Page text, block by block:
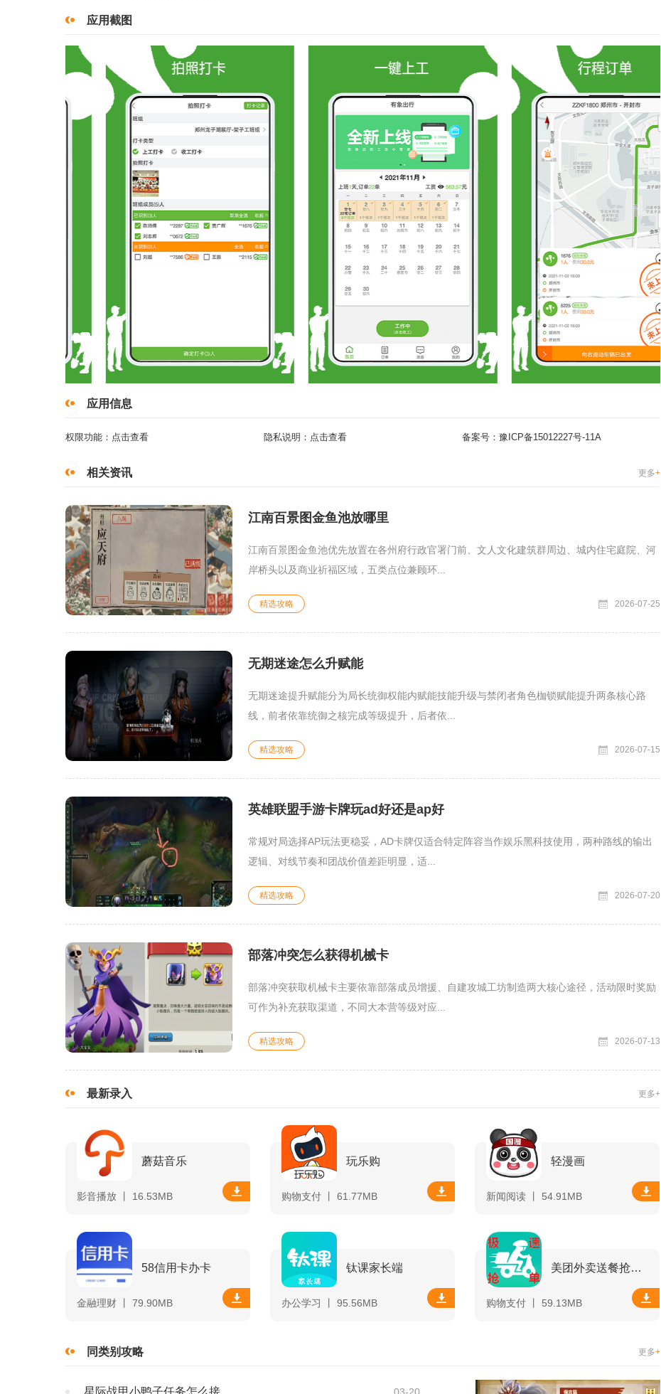
应用截图
应用信息
权限功能： 点击查看 隐私说明： 点击查看 备案号： 豫ICP备15012227号-11A
相关资讯 更多+
江南百景图金鱼池放哪里
江南百景图金鱼池优先放置在各州府行政官署门前、文人文化建筑群周边、城内住宅庭院、河
岸桥头以及商业祈福区域，五类点位兼顾环...
精选攻略 2026-07-25
无期迷途怎么升赋能
无期迷途提升赋能分为局长统御权能内赋能技能升级与禁闭者角色枷锁赋能提升两条核心路
线，前者依靠统御之核完成等级提升，后者依...
精选攻略 2026-07-15
英雄联盟手游卡牌玩ad好还是ap好
常规对局选择AP玩法更稳妥，AD卡牌仅适合特定阵容当作娱乐黑科技使用，两种路线的输出
逻辑、对线节奏和团战价值差距明显，适...
精选攻略 2026-07-20
部落冲突怎么获得机械卡
部落冲突获取机械卡主要依靠部落成员增援、自建攻城工坊制造两大核心途径，活动限时奖励
可作为补充获取渠道，不同大本营等级对应...
精选攻略 2026-07-13
最新录入 更多+
蘑菇音乐
影音播放 丨 16.53MB
玩乐购
购物支付 丨 61.77MB
轻漫画
新闻阅读 丨 54.91MB
58信用卡办卡
金融理财 丨 79.90MB
钛课家长端
办公学习 丨 95.56MB
美团外卖送餐抢单软件
购物支付 丨 59.13MB
同类别攻略 更多+
星际战甲小鸭子任务怎么接